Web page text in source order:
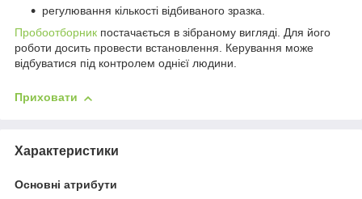
регулювання кількості відбиваного зразка.
Пробоотборник постачається в зібраному вигляді. Для його
роботи досить провести встановлення. Керування може
відбуватися під контролем однієї людини.
Приховати
Характеристики
Основні атрибути